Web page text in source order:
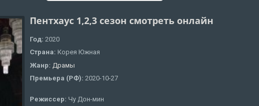
Пентхаус 1,2,3 сезон смотреть онлайн
Год: 2020
Страна: Корея Южная
Жанр: Драмы
Премьера (РФ): 2020-10-27
Режиссер: Чу Дон-мин